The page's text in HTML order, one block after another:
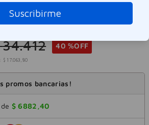
34.412 40 %OFF
$ 17.063 , 80
promos bancarias!
$ 6882 ,40
Suscribirme